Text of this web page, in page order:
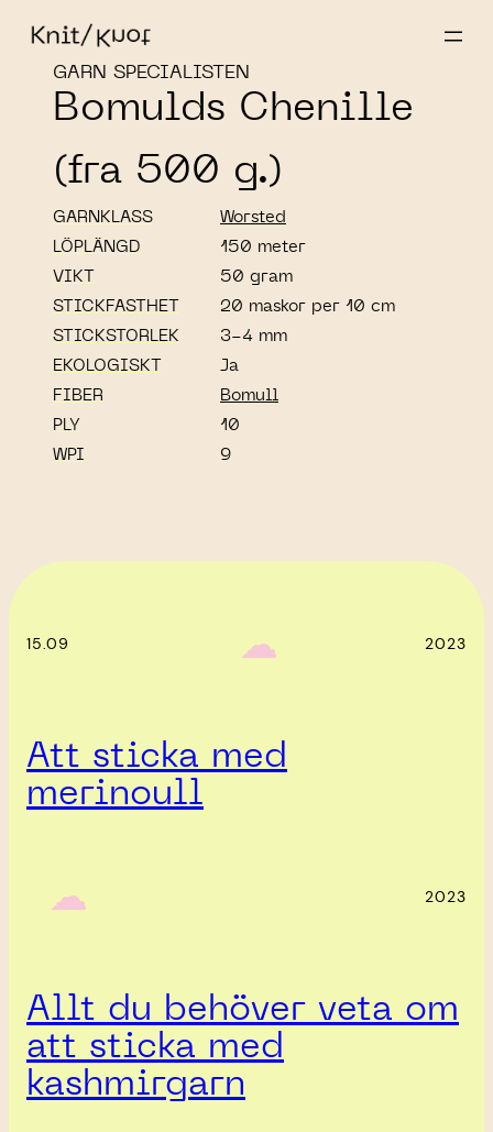
GARN SPECIALISTEN
Bomulds Chenille
(fra 500 g.)
GARNKLASS
Worsted
LÖPLÄNGD
150 meter
VIKT
50 gram
STICKFASTHET
20 maskor per 10 cm
STICKSTORLEK
3-4 mm
EKOLOGISKT
Ja
FIBER
Bomull
PLY
10
WPI
9
15.09 ‎ ‎‎ ☁︎‎‎ 2023
Att sticka med
merinoull
‎ ‎‎ ☁︎‎‎ 2023
Allt du behöver veta om
att sticka med
kashmirgarn